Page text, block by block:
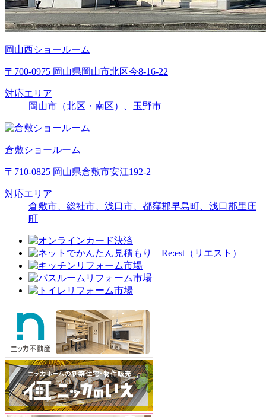
岡山西ショールーム
〒700-0975 岡山県岡山市北区今8-16-22
対応エリア
岡山市（北区・南区）、玉野市
倉敷ショールーム
〒710-0825 岡山県倉敷市安江192-2
対応エリア
倉敷市、総社市、浅口市、都窪郡早島町、浅口郡里庄
町